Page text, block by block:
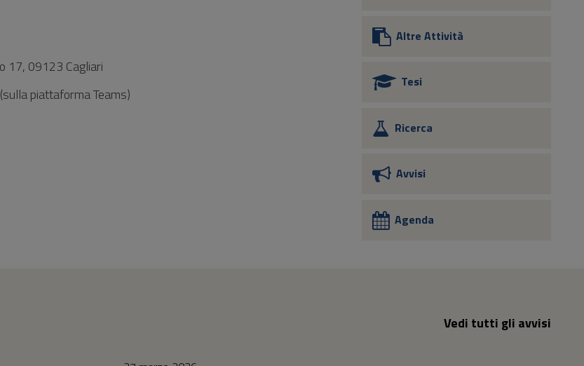
17, 09123 Cagliari
piattaforma Teams)
Altre Attività
Tesi
Ricerca
Avvisi
Agenda
Vedi tutti gli avvisi